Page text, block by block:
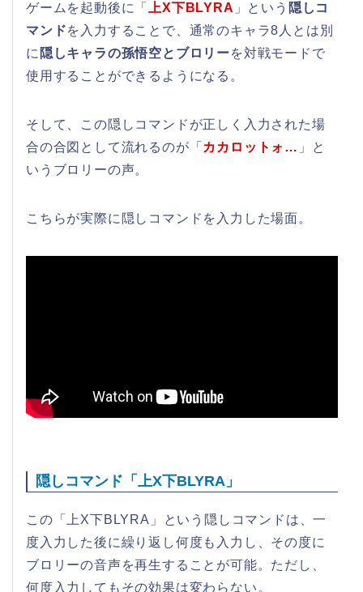
ゲームを起動後に「 上X下BLYRA 」という 隠しコ
マンドを入力することで、通常のキャラ8人とは別
に 隠しキャラの孫悟空とブロリーを対戦モードで
使用することができるようになる。
そして、この隠しコマンドが正しく入力された場
合の合図として流れるのが「 カカロットォ… 」と
いうブロリーの声。
こちらが実際に隠しコマンドを入力した場面。
隠しコマンド「上X下BLYRA」
この「上X下BLYRA」という隠しコマンドは、一
度入力した後に繰り返し何度も入力し、その度に
ブロリーの音声を再生することが可能。ただし、
何度入力してもその効果は変わらない。